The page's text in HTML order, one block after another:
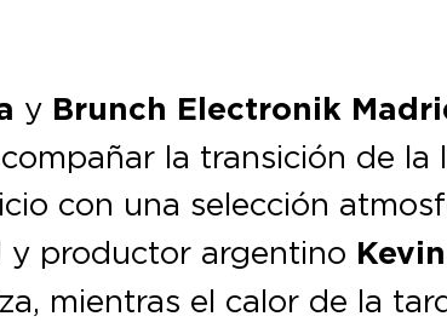
y Brunch Electronik
la transición de la
con una selección
y productor argentino
mientras el calor de la